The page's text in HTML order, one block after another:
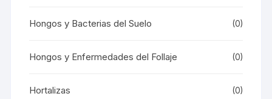
Hongos y Bacterias del Suelo (0)
Hongos y Enfermedades del Follaje (0)
Hortalizas (0)